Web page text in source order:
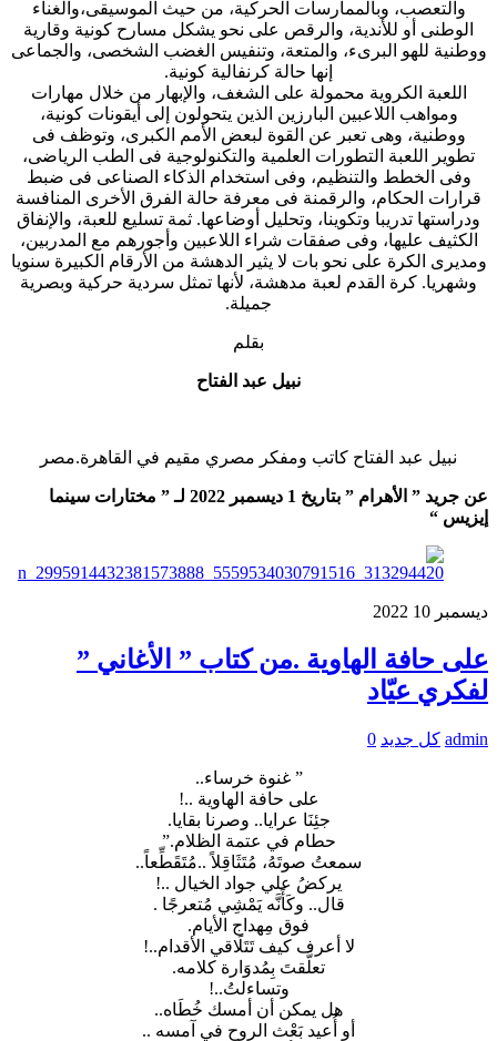
والتعصب، وبالممارسات الحركية، من حيث الموسيقى،والغناء
الوطنى أو للأندية، والرقص على نحو يشكل مسارح كونية وقارية
ووطنية للهو البرىء، والمتعة، وتنفيس الغضب الشخصى، والجماعى
إنها حالة كرنفالية كونية.
اللعبة الكروية محمولة على الشغف، والإبهار من خلال مهارات
ومواهب اللاعبين البارزين الذين يتحولون إلى أيقونات كونية،
ووطنية، وهى تعبر عن القوة لبعض الأمم الكبرى، وتوظف فى
تطوير اللعبة التطورات العلمية والتكنولوجية فى الطب الرياضى،
وفى الخطط والتنظيم، وفى استخدام الذكاء الصناعى فى ضبط
قرارات الحكام، والرقمنة فى معرفة حالة الفرق الأخرى المنافسة
ودراستها تدريبا وتكوينا، وتحليل أوضاعها. ثمة تسليع للعبة، والإنفاق
الكثيف عليها، وفى صفقات شراء اللاعبين وأجورهم مع المدربين،
ومديرى الكرة على نحو بات لا يثير الدهشة من الأرقام الكبيرة سنويا
وشهريا. كرة القدم لعبة مدهشة، لأنها تمثل سردية حركية وبصرية
جميلة.
بقلم
نبيل عبد الفتاح
نبيل عبد الفتاح كاتب ومفكر مصري مقيم في القاهرة.مصر
عن جريد ” الأهرام ” بتاريخ 1 ديسمبر 2022 لـ ” مختارات سينما
إيزيس “
ديسمبر 10
2022
على حافة الهاوية .من كتاب ” الأغاني ”
لفكري عيّاد
admin كل جديد 0
” غنوة خرساء..
على حافة الهاوية ..!
جئِنَا عرايا.. وصرنا بقايا.
حطام في عتمة الظلام.”
سمعتُ صوتَهُ، مُتَثَاقِلاً ..مُتَقَطِّعاً..
يركضُ علي جواد الخيال ..!
قال.. وكَأَنَّه يَمْشِي مُتعرجًا .
فوق مِهداج الأيام.
لا أعرف كيف تَتَلَاقي الأقدام..!
تعلَّقتَ بِمُدوَارة كلامه.
وتساءلتُ..!
هل يمكن أن أمسك خُطَاه..
أو أُعيد بَعْث الروح في آمسه ..